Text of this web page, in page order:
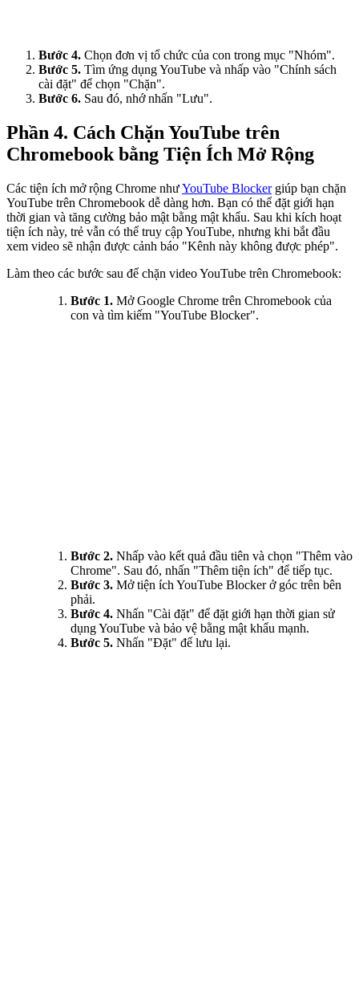
Bước 4. Chọn đơn vị tổ chức của con trong mục "Nhóm".
Bước 5. Tìm ứng dụng YouTube và nhấp vào "Chính sách
cài đặt" để chọn "Chặn".
Bước 6. Sau đó, nhớ nhấn "Lưu".
Phần 4. Cách Chặn YouTube trên
Chromebook bằng Tiện Ích Mở Rộng
Các tiện ích mở rộng Chrome nhưYouTube Blockergiúp bạn chặn
YouTube trên Chromebook dễ dàng hơn. Bạn có thể đặt giới hạn
thời gian và tăng cường bảo mật bằng mật khẩu. Sau khi kích hoạt
tiện ích này, trẻ vẫn có thể truy cập YouTube, nhưng khi bắt đầu
xem video sẽ nhận được cảnh báo "Kênh này không được phép".
Làm theo các bước sau để chặn video YouTube trên Chromebook:
Bước 1. Mở Google Chrome trên Chromebook của
con và tìm kiếm "YouTube Blocker".
Bước 2. Nhấp vào kết quả đầu tiên và chọn "Thêm vào
Chrome". Sau đó, nhấn "Thêm tiện ích" để tiếp tục.
Bước 3. Mở tiện ích YouTube Blocker ở góc trên bên
phải.
Bước 4. Nhấn "Cài đặt" để đặt giới hạn thời gian sử
dụng YouTube và bảo vệ bằng mật khẩu mạnh.
Bước 5. Nhấn "Đặt" để lưu lại.